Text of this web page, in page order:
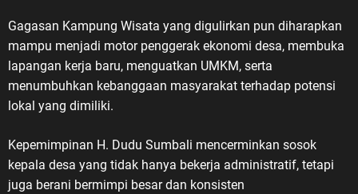
Gagasan Kampung Wisata yang digulirkan pun diharapkan
mampu menjadi motor penggerak ekonomi desa, membuka
lapangan kerja baru, menguatkan UMKM, serta
menumbuhkan kebanggaan masyarakat terhadap potensi
lokal yang dimiliki.
Kepemimpinan H. Dudu Sumbali mencerminkan sosok
kepala desa yang tidak hanya bekerja administratif, tetapi
juga berani bermimpi besar dan konsisten